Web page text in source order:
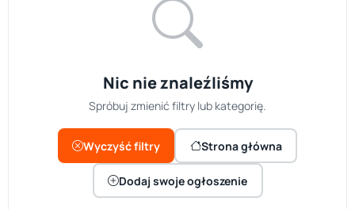
Nic nie znaleźliśmy
Spróbuj zmienić filtry lub kategorię.
Wyczyść filtry Strona główna
Dodaj swoje ogłoszenie